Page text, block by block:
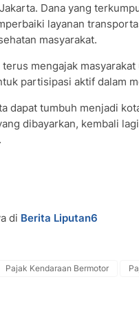
Dana yang
layanan
masyarakat.
mengajak
partisipasi aktif dalam
dapat tumbuh menjadi
dibayarkan, kembali
di Berita Liputan6
Pajak Kendaraan Bermotor